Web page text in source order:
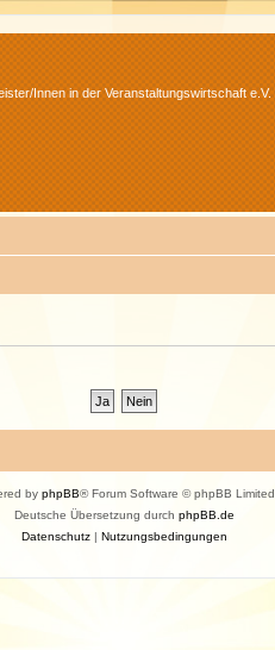
Innen in der Veranstaltungswirtschaft e.V.
by phpBB® Forum Software © phpBB Limited
Deutsche Übersetzung durch phpBB.de
Datenschutz| Nutzungsbedingungen